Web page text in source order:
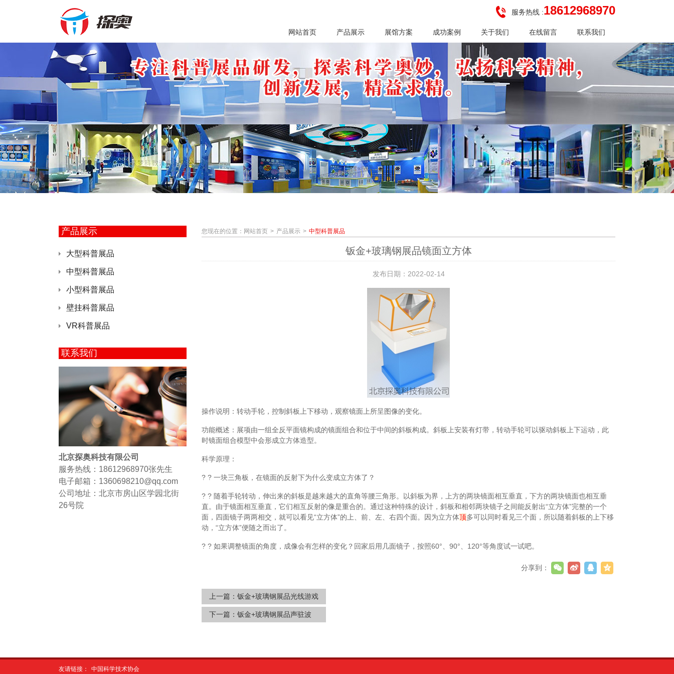
网站首页 产品展示 展馆方案 成功案例 关于我们 在线留言 联系我们
服务热线 :18612968970
产品展示
大型科普展品
中型科普展品
小型科普展品
壁挂科普展品
VR科普展品
联系我们
北京探奥科技有限公司
服务热线：18612968970张先生
电子邮箱：1360698210@qq.com
公司地址：北京市房山区学园北街
26号院
您现在的位置： 网站首页 产品展示 中型科普展品
钣金+玻璃钢展品镜面立方体
发布日期：2022-02-14
操作说明：转动手轮，控制斜板上下移动，观察镜面上所呈图像的变化。
功能概述：展项由一组全反平面镜构成的镜面组合和位于中间的斜板构成。斜板上安装有灯带，转动手轮可以驱动斜板上下运动，此
时镜面组合模型中会形成立方体造型。
科学原理：
? ? 一块三角板，在镜面的反射下为什么变成立方体了？
? ? 随着手轮转动，伸出来的斜板是越来越大的直角等腰三角形。以斜板为界，上方的两块镜面相互垂直，下方的两块镜面也相互垂
直。由于镜面相互垂直，它们相互反射的像是重合的。通过这种特殊的设计，斜板和相邻两块镜子之间能反射出“立方体”完整的一个
面，四面镜子两两相交，就可以看见“立方体”的上、前、左、右四个面。因为立方体顶多可以同时看见三个面，所以随着斜板的上下移
动，“立方体”便随之而出了。
? ? 如果调整镜面的角度，成像会有怎样的变化？回家后用几面镜子，按照60°、90°、120°等角度试一试吧。
分享到：
上一篇： 钣金+玻璃钢展品光线游戏
下一篇： 钣金+玻璃钢展品声驻波
友请链接： 中国科学技术协会